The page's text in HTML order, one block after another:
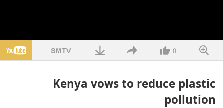
0
Kenya vows to reduce plastic
pollution